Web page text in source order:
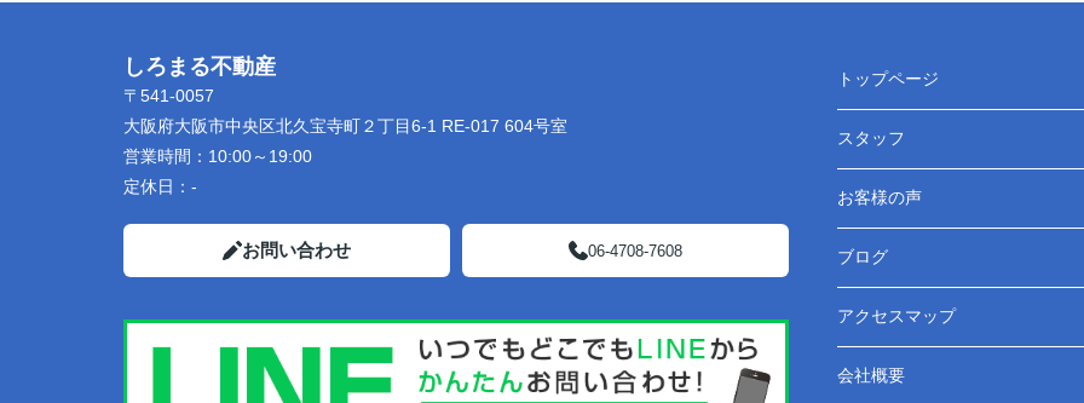
しろまる不動産
〒541-0057
大阪府大阪市中央区北久宝寺町２丁目6-1 RE-017 604号室
営業時間： 10:00～19:00
定休日： -
お問い合わせ 06-4708-7608
トップページ
スタッフ
お客様の声
ブログ
アクセスマップ
会社概要